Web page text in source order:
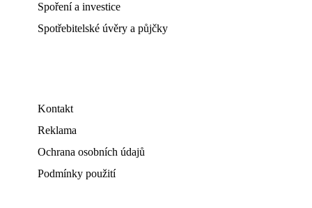
Spoření a investice
Spotřebitelské úvěry a půjčky
Kontakt
Reklama
Ochrana osobních údajů
Podmínky použití